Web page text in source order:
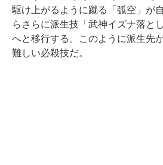
駆け上がるように蹴る「弧空」が
らさらに派生技「武神イズナ落と
へと移行する。このように派生先
難しい必殺技だ。